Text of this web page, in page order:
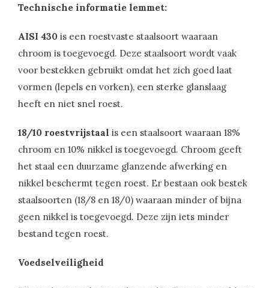
Technische informatie lemmet:
AISI 430 is een roestvaste staalsoort waaraan
chroom is toegevoegd. Deze staalsoort wordt vaak
voor bestekken gebruikt omdat het zich goed laat
vormen (lepels en vorken), een sterke glanslaag
heeft en niet snel roest.
18/10 roestvrijstaal is een staalsoort waaraan 18%
chroom en 10% nikkel is toegevoegd. Chroom geeft
het staal een duurzame glanzende afwerking en
nikkel beschermt tegen roest. Er bestaan ook bestek
staalsoorten (18/8 en 18/0) waaraan minder of bijna
geen nikkel is toegevoegd. Deze zijn iets minder
bestand tegen roest.
Voedselveiligheid